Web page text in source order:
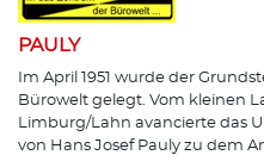
PAULY
Im April 1951 wurde der
Bürowelt gelegt. Vom kleinen
Limburg/Lahn avancierte das
von Hans Josef Pauly zu dem